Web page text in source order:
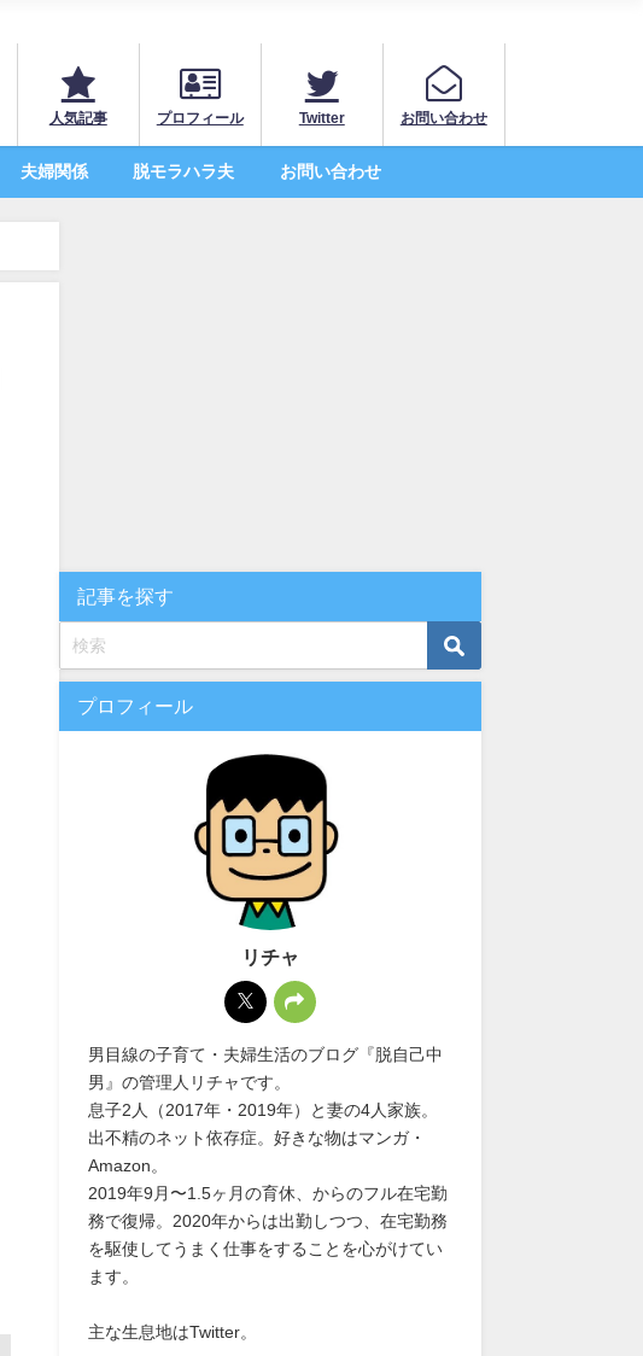
人気記事 プロフィール Twitter お問い合わせ
夫婦関係 脱モラハラ夫 お問い合わせ
記事を探す
プロフィール
リチャ
男目線の子育て・夫婦生活のブログ『脱自己中
男』の管理人リチャです。
息子2人（2017年・2019年）と妻の4人家族。
出不精のネット依存症。好きな物はマンガ・
Amazon。
2019年9月〜1.5ヶ月の育休、からのフル在宅勤
務で復帰。2020年からは出勤しつつ、在宅勤務
を駆使してうまく仕事をすることを心がけてい
ます。
主な生息地はTwitter。